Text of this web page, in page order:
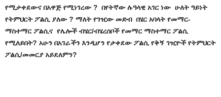
የሚታቀደውና በአዋጅ የሚነገረው ? በየትኛው ሉዓላዊ አገር ነው ሁለት ዓይነት
የትምህርት ፖልሲ ያለው ? ማለት የገዢው መድብ በሄር አባላት የመማር-
ማስተማር ፖልሲና የሌሎች ብሄር/ብሄረሰቦች የመማር ማስተማር ፖልሲ
የሚለይበት? አሁን በአገራችን እንዲሆን የታቀደው ፖልሲ የቅኝ ገዢዮች የትምህርት
ፖልሲ/መመርያ አይደለምን?